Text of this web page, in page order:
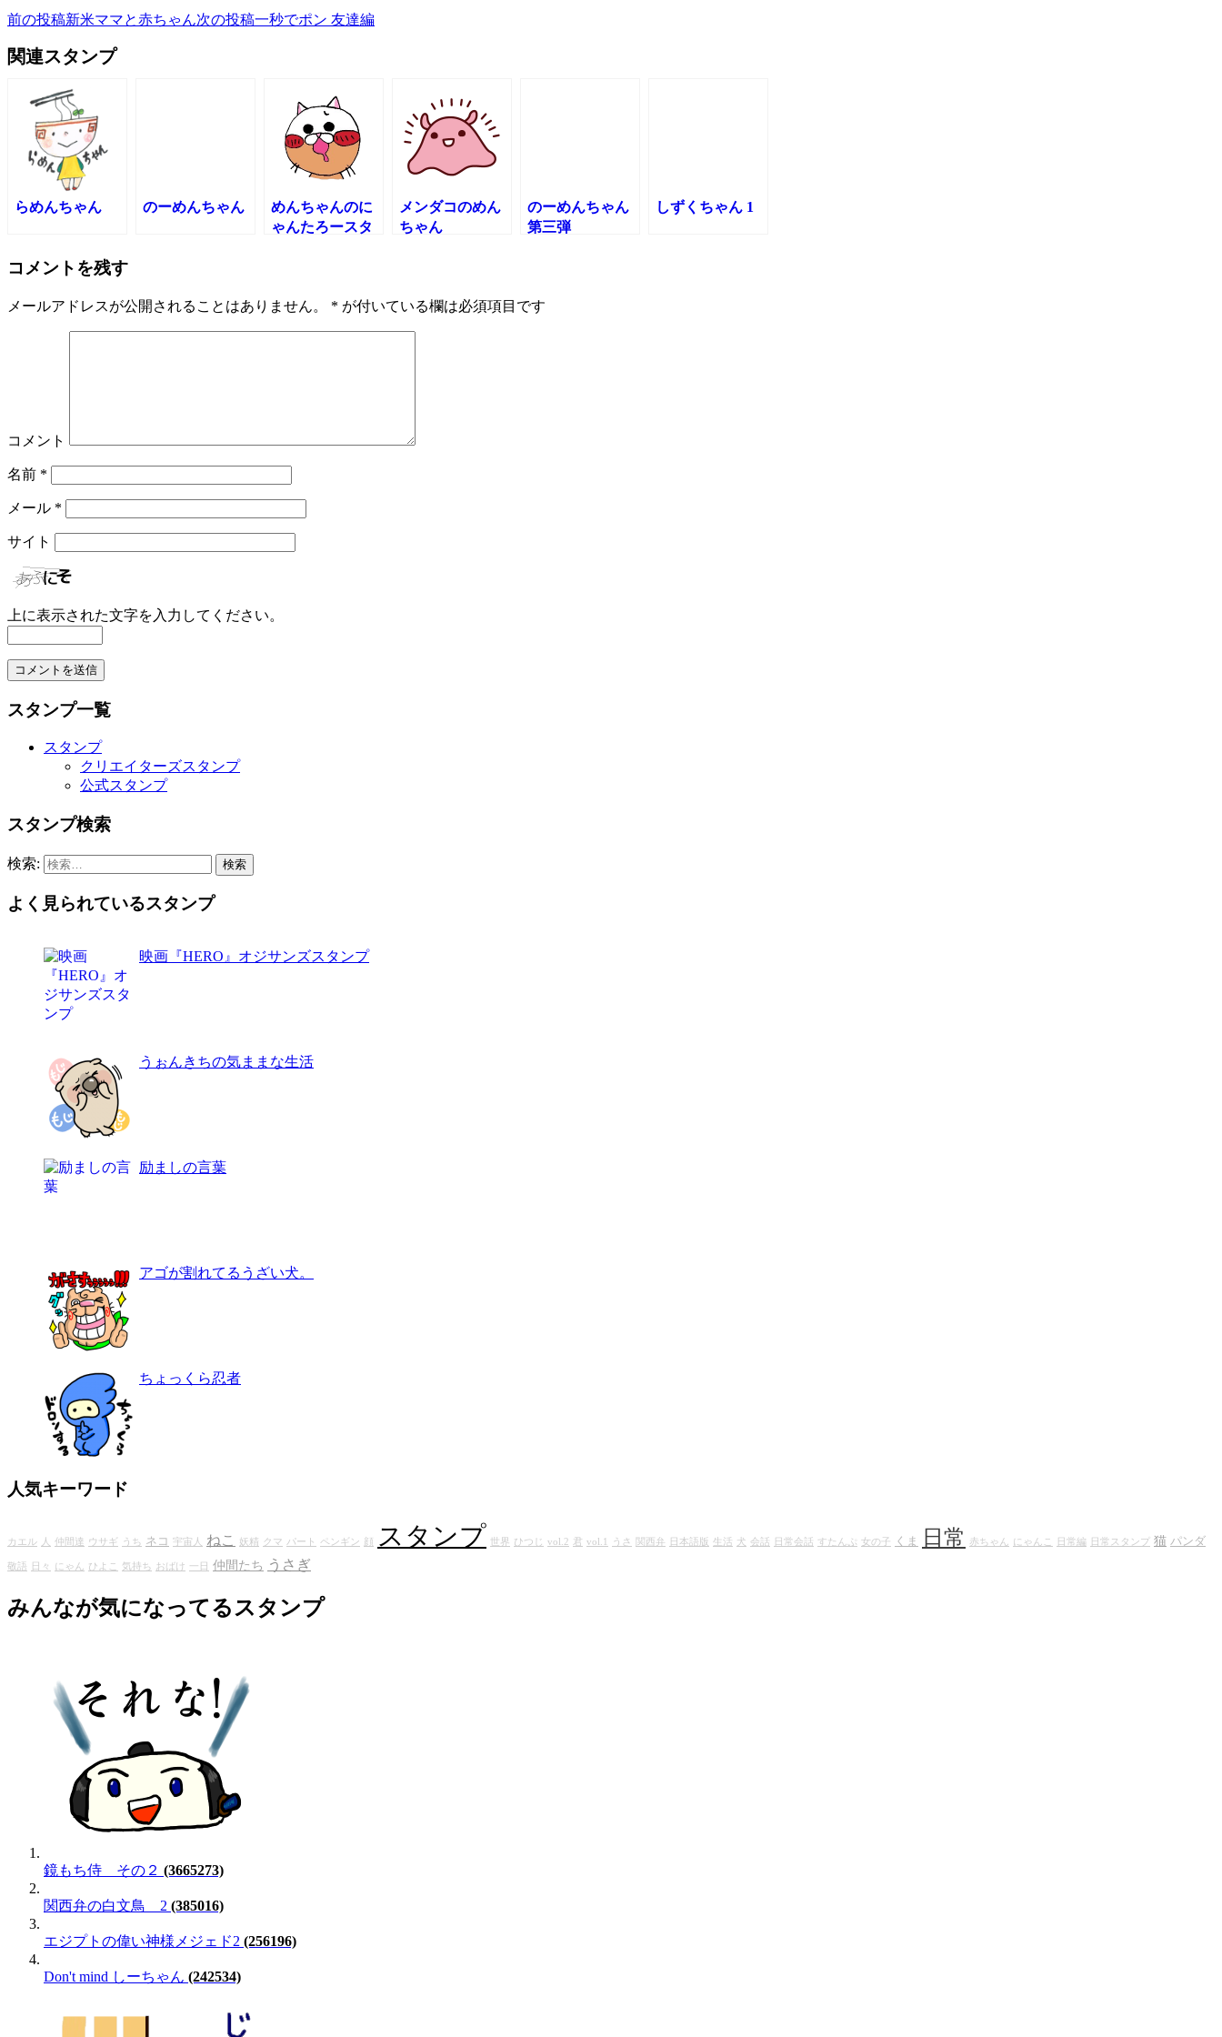
前の投稿新米ママと赤ちゃん次の投稿一秒でポン 友達編
関連スタンプ
らめんちゃん のーめんちゃん
めんちゃんのに
ゃんたろースタ
メンダコのめん
ちゃん
のーめんちゃん
第三弾
しずくちゃん 1
コメントを残す
メールアドレスが公開されることはありません。 * が付いている欄は必須項目です
コメント
名前 *
メール *
サイト
上に表示された文字を入力してください。
スタンプ一覧
スタンプ
クリエイターズスタンプ
公式スタンプ
スタンプ検索
検索:
よく見られているスタンプ
映画『HERO』オジサンズスタンプ
うぉんきちの気ままな生活
励ましの言葉
アゴが割れてるうざい犬。
ちょっくら忍者
人気キーワード
カエル 人 仲間達 ウサギ うち ネコ 宇宙人 ねこ 妖精 クマ パート ペンギン 顔 スタンプ 世界 ひつじ vol.2 君 vol.1 うさ 関西弁 日本語版 生活 犬 会話 日常会話 すたんぷ 女の子 くま 日常 赤ちゃん にゃんこ 日常編 日常スタンプ 猫 パンダ
敬語 日々 にゃん ひよこ 気持ち おばけ 一日 仲間たち うさぎ
みんなが気になってるスタンプ
鏡もち侍 その２ (3665273)
関西弁の白文鳥 2 (385016)
エジプトの偉い神様メジェド2 (256196)
Don't mind しーちゃん (242534)